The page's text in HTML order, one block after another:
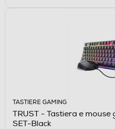
TASTIERE GAMING
TRUST - Tastiera e
SET-Black